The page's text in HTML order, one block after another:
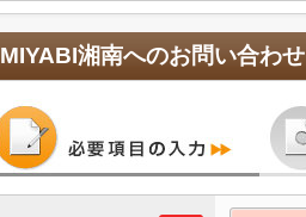
MIYABI湘南へのお問い合わせ